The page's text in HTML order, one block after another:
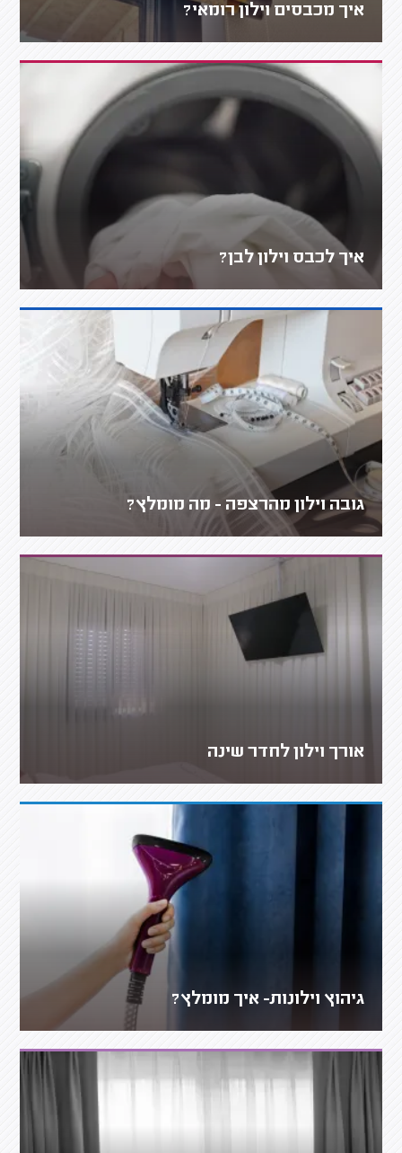
איך מכבסים וילון רומאי?
איך לכבס וילון לבן?
גובה וילון מהרצפה - מה מומלץ?
אורך וילון לחדר שינה
גיהוץ וילונות- איך מומלץ?